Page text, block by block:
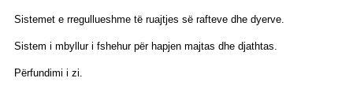
Sistemet e rregullueshme të ruajtjes së rafteve dhe dyerve.
Sistem i mbyllur i fshehur për hapjen majtas dhe djathtas.
Përfundimi i zi.